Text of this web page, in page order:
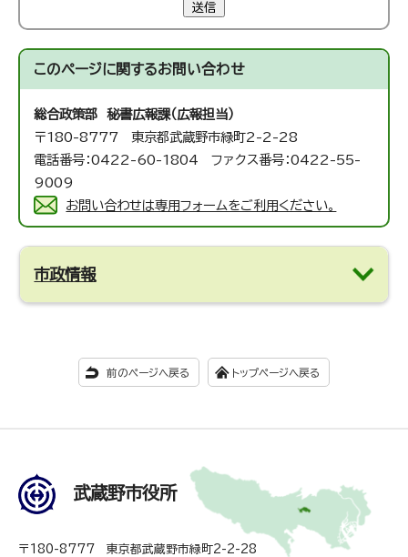
送信
このページに関するお問い合わせ
総合政策部 秘書広報課（広報担当）
〒180-8777 東京都武蔵野市緑町2-2-28
電話番号：0422-60-1804 ファクス番号：0422-55-
9009
お問い合わせは専用フォームをご利用ください。
市政情報
前のページへ戻る トップページへ戻る
武蔵野市役所
〒180-8777 東京都武蔵野市緑町2-2-28